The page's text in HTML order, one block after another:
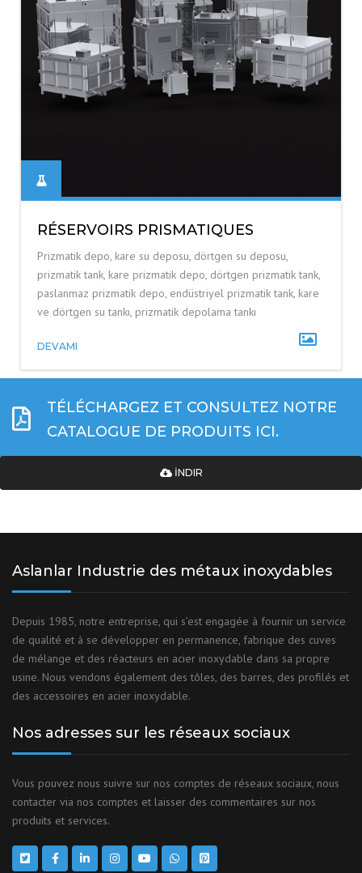
RÉSERVOIRS PRISMATIQUES
Prizmatik depo, kare su deposu, dörtgen su deposu,
prizmatik tank, kare prizmatik depo, dörtgen prizmatik tank,
paslanmaz prizmatik depo, endüstriyel prizmatik tank, kare
ve dörtgen su tankı, prizmatik depolama tankı
DEVAMI
TÉLÉCHARGEZ ET CONSULTEZ NOTRE
CATALOGUE DE PRODUITS ICI.
İNDIR
Aslanlar Industrie des métaux inoxydables
Depuis 1985, notre entreprise, qui s’est engagée à fournir un service
de qualité et à se développer en permanence, fabrique des cuves
de mélange et des réacteurs en acier inoxydable dans sa propre
usine. Nous vendons également des tôles, des barres, des profilés et
des accessoires en acier inoxydable.
Nos adresses sur les réseaux sociaux
Vous pouvez nous suivre sur nos comptes de réseaux sociaux, nous
contacter via nos comptes et laisser des commentaires sur nos
produits et services.